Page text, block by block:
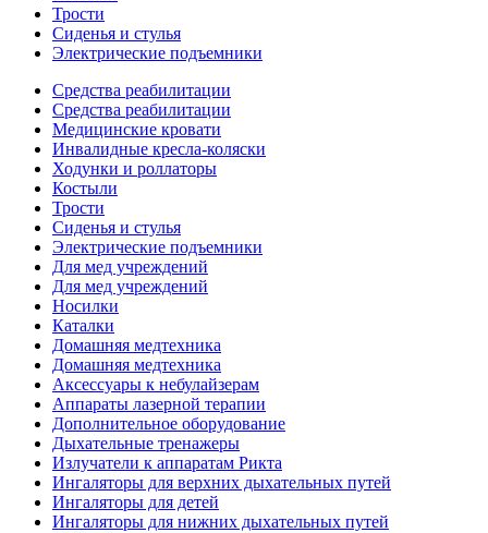
Трости
Сиденья и стулья
Электрические подъемники
Средства реабилитации
Средства реабилитации
Медицинские кровати
Инвалидные кресла-коляски
Ходунки и роллаторы
Костыли
Трости
Сиденья и стулья
Электрические подъемники
Для мед учреждений
Для мед учреждений
Носилки
Каталки
Домашняя медтехника
Домашняя медтехника
Аксессуары к небулайзерам
Аппараты лазерной терапии
Дополнительное оборудование
Дыхательные тренажеры
Излучатели к аппаратам Рикта
Ингаляторы для верхних дыхательных путей
Ингаляторы для детей
Ингаляторы для нижних дыхательных путей